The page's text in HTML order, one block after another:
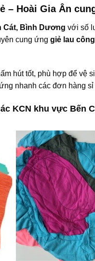
– Hoài Gia Ân
Cát, Bình Dương với số
cung ứng giẻ lau
hút tốt, phù hợp để vệ
nhanh các đơn hàng sỉ
KCN khu vực Bến